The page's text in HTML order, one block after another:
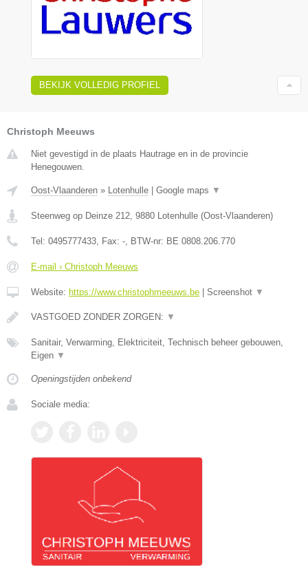
BEKIJK VOLLEDIG PROFIEL
Christoph Meeuws
Niet gevestigd in de plaats Hautrage en in de provincie
Henegouwen.
Oost-Vlaanderen » Lotenhulle Google maps ▼
Steenweg op Deinze 212, 9880 Lotenhulle (Oost-Vlaanderen)
Tel: 0495777433, Fax: -, BTW-nr: BE 0808.206.770
E-mail › Christoph Meeuws
Website: https://www.christophmeeuws.be Screenshot ▼
VASTGOED ZONDER ZORGEN: ▼
Sanitair, Verwarming, Elektriciteit, Technisch beheer gebouwen,
Eigen ▼
Openingstijden onbekend
Sociale media: